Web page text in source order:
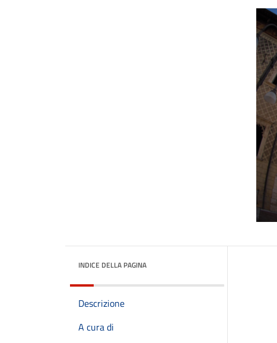
INDICE DELLA PAGINA
Descrizione
A cura di